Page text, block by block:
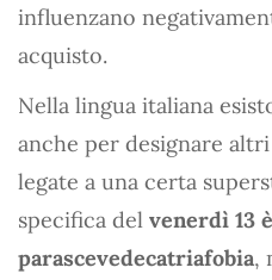
influenzano
acquisto.
Nella lingua italiana
anche per designare
legate a una certa
specifica del venerdì 13 è
parascevedecatriafobia,